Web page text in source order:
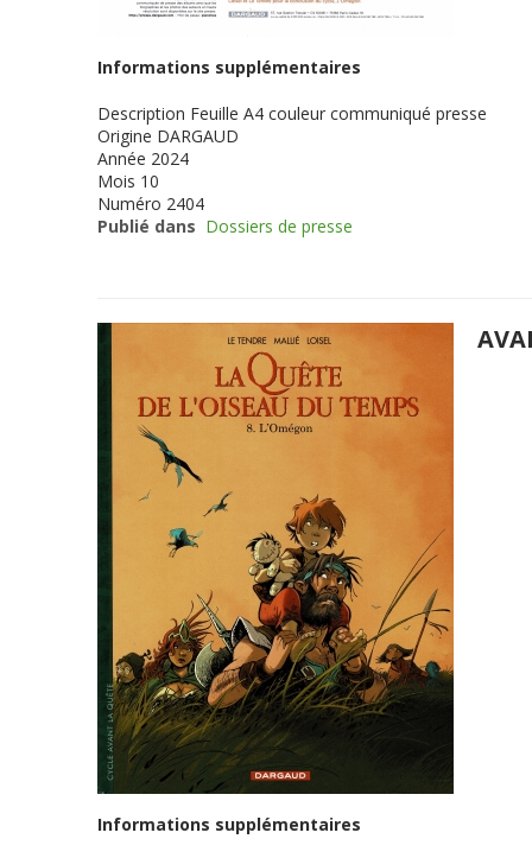
Informations supplémentaires
Description Feuille A4 couleur communiqué presse
Origine DARGAUD
Année 2024
Mois 10
Numéro 2404
Publié dans Dossiers de presse
Informations supplémentaires